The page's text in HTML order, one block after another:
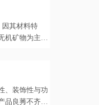
因其材料特
机矿物为主要
、装饰性与功
品良莠不齐，